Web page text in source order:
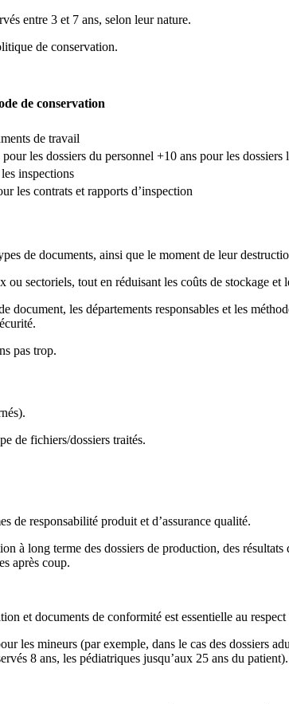
entre 3 et 7 ans, selon leur nature.
de conservation.
de conservation
de travail
les dossiers du personnel +10 ans pour les dossiers
inspections
les contrats et rapports d’inspection
de documents, ainsi que le moment de leur
sectoriels, tout en réduisant les coûts de stockage et
les départements responsables et les
pas trop.
de fichiers/dossiers traités.
de responsabilité produit et d’assurance qualité.
à long terme des dossiers de production, des
après coup.
et documents de conformité est essentielle au
les mineurs (par exemple, dans le cas des dossiers
8 ans, les pédiatriques jusqu’aux 25 ans du patient).